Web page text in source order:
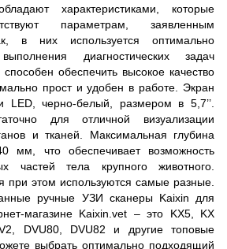
характеристиками, которые
параметрам, заявленным
в них используется оптимально
диагностических задач
способен обеспечить высокое качество
прост и удобен в работе. Экран
черно-белый, размером в 5,7’’.
для отличной визуализации
и тканей. Максимальная глубина
мм, что обеспечивает возможность
частей тела крупного животного.
при этом используются самые разные.
ручные УЗИ сканеры Kaixin для
магазине Kaixin.vet – это KX5, KX
DVU80, DVU82 и другие топовые
выбрать оптимально подходящий